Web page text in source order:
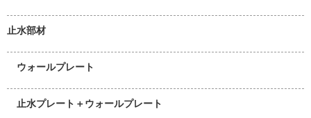
止水部材
ウォールプレート
止水プレート＋ウォールプレート